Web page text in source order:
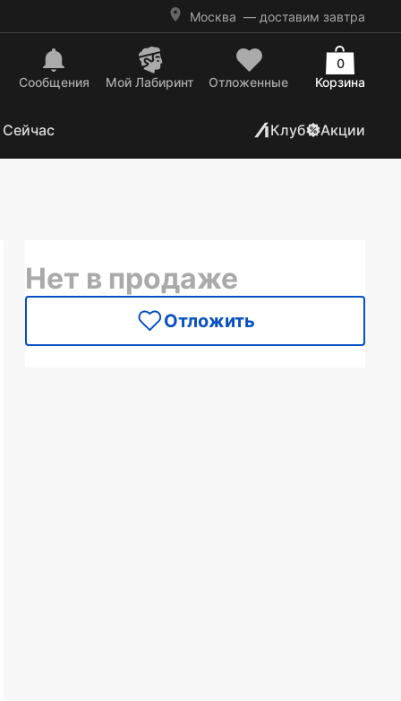
Москва — доставим завтра
Сообщения Mой Лабиринт Отложенные Корзина
0
Клуб Акции
Нет в продаже
Отложить